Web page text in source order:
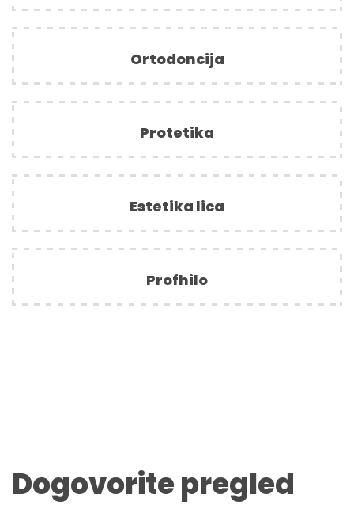
Ortodoncija
Protetika
Estetika lica
Profhilo
Dogovorite pregled